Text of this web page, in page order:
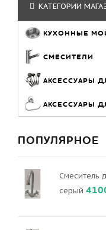
КАТЕГОРИИ
КУХОННЫЕ
СМЕСИТЕЛИ
АКСЕССУАРЫ
АКСЕССУАРЫ
ПОПУЛЯРНОЕ
Смеситель
серый